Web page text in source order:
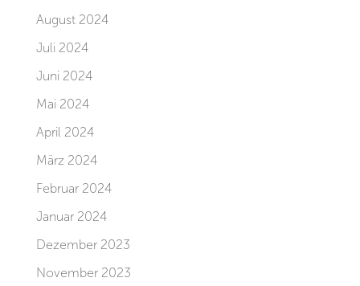
August 2024
Juli 2024
Juni 2024
Mai 2024
April 2024
März 2024
Februar 2024
Januar 2024
Dezember 2023
November 2023